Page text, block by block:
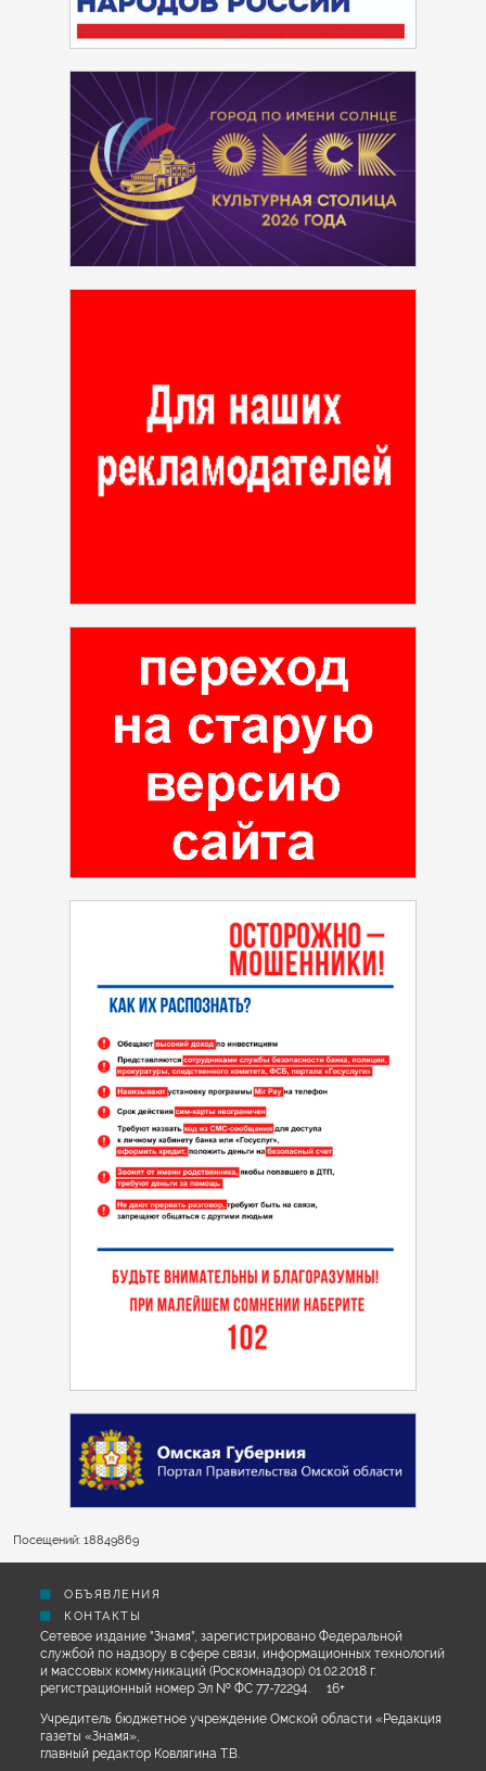
Посещений: 18849869
ОБЪЯВЛЕНИЯ
КОНТАКТЫ
Сетевое издание "Знамя", зарегистрировано Федеральной
службой по надзору в сфере связи, информационных технологий
и массовых коммуникаций (Роскомнадзор) 01.02.2018 г.
регистрационный номер Эл № ФС 77-72294. 16+
Учредитель бюджетное учреждение Омской области «Редакция
газеты «Знамя»,
главный редактор Ковлягина Т.В.